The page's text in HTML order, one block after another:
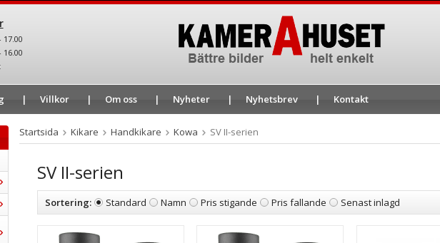
17.00
16.00
Villkor Om oss Nyheter Nyhetsbrev Kontakt
Startsida Kikare Handkikare Kowa SV II-serien
SV II-serien
Sortering: Standard Namn Pris stigande Pris fallande Senast inlagd